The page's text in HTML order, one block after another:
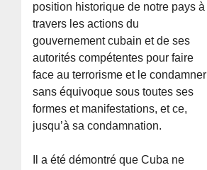
position historique de notre pays à
travers les actions du
gouvernement cubain et de ses
autorités compétentes pour faire
face au terrorisme et le condamner
sans équivoque sous toutes ses
formes et manifestations, et ce,
jusqu’à sa condamnation.
Il a été démontré que Cuba ne